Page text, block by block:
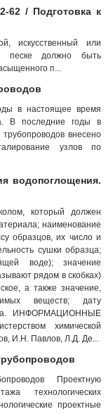
62 / Подготовка к
искусственный или
должно быть
п...
в настоящее время
В последние годы в
внесено
узлов по
водопоглощения.
который должен
наименование
образцов, их число и
сушки образца;
воде); значение
рядом в скобках)
а также значение,
веществ; дату
ИНФОРМАЦИОННЫЕ
химической
И.Н. Павлов, Л.Д. Де...
Проектную
технологических
проектные